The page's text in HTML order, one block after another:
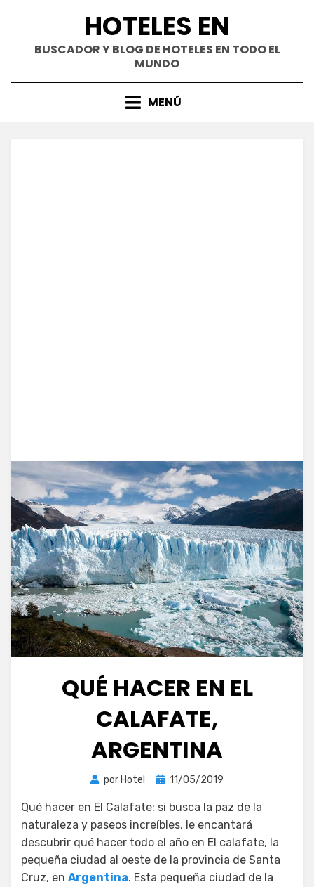
contenido
HOTELES EN
BUSCADOR Y BLOG DE HOTELES EN TODO EL
MUNDO
MENÚ
QUÉ HACER EN EL
CALAFATE,
ARGENTINA
por Hotel
Publicada
11/05/2019
Qué hacer en El Calafate: si busca la paz de la
naturaleza y paseos increíbles, le encantará
descubrir qué hacer todo el año en El calafate, la
pequeña ciudad al oeste de la provincia de Santa
Cruz, en Argentina. Esta pequeña ciudad de la